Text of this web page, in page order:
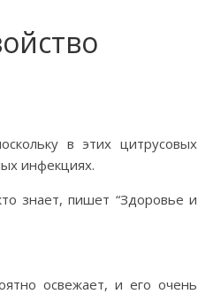
в этих цитрусовых
инфекциях.
знает, пишет “Здоровье и
освежает, и его очень